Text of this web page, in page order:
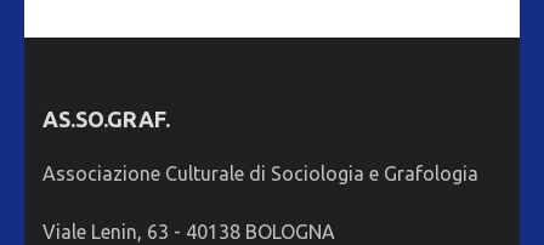
AS.SO.GRAF.
Associazione Culturale di Sociologia e Grafologia
Viale Lenin, 63 - 40138 BOLOGNA